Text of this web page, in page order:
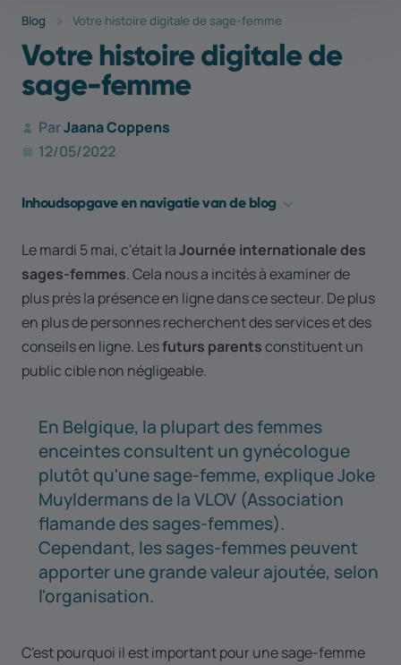
Blog Votre histoire digitale de sage-femme
Votre histoire digitale de
sage-femme
ParJaana Coppens
12/05/2022
Inhoudsopgave en navigatie van de blog
Conseils pour le site web : une histoire visuelle
Conseils pour le site web : autres éléments importants
Canaux externes
Vous voulez en savoir plus?
Le mardi 5 mai, c'était laJournée internationale des
sages-femmes. Cela nous a incités à examiner de
plus près la présence en ligne dans ce secteur. De plus
en plus de personnes recherchent des services et des
conseils en ligne. Lesfuturs parentsconstituent un
public cible non négligeable.
En Belgique, la plupart des femmes
enceintes consultent un gynécologue
plutôt qu'une sage-femme, explique Joke
Muyldermans de la VLOV (Association
flamande des sages-femmes).
Cependant, les sages-femmes peuvent
apporter une grande valeur ajoutée, selon
l'organisation.
C'est pourquoi il est important pour une sage-femme